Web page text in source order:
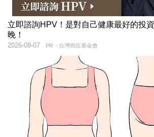
立即諮詢HPV！是對自己健康最好的投
晚！
PR・台灣癌症基金會
2026-08-07